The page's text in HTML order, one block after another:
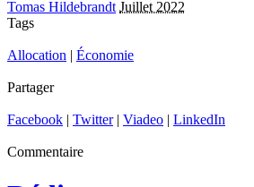
Tomas Hildebrandt Juillet 2022
Tags
Allocation | Économie
Partager
Facebook | Twitter| Viadeo | LinkedIn
Commentaire